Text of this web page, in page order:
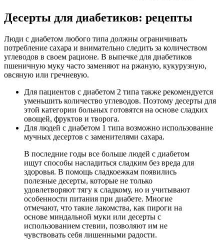
Десерты для диабетиков: рецепты
Люди с диабетом любого типа должны ограничивать
потребление сахара и внимательно следить за количеством
углеводов в своем рационе. В выпечке для диабетиков
пшеничную муку часто заменяют на ржаную, кукурузную,
овсяную или гречневую.
Для пациентов с диабетом 2 типа также рекомендуется
уменьшить количество углеводов. Поэтому десерты для
этой категории больных готовятся на основе сладких
овощей, фруктов и творога.
Для людей с диабетом 1 типа возможно использование
мучных десертов с заменителями сахара.
В последние годы все больше людей с диабетом
ищут способы насладиться сладким без вреда для
здоровья. В помощь сладкоежкам появились
полезные десерты, которые не только
удовлетворяют тягу к сладкому, но и учитывают
особенности питания при диабете. Многие
отмечают, что такие лакомства, как пироги на
основе миндальной муки или десерты с
использованием стевии, позволяют им не
чувствовать себя лишенными радости.